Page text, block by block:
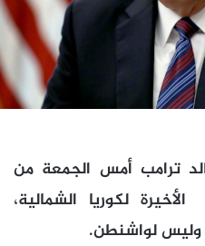
ترامب أمس الجمعة من
لكوريا الشمالية،
وليس لواشنطن.